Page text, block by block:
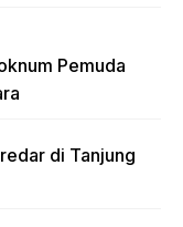
Pemuda
di Tanjung